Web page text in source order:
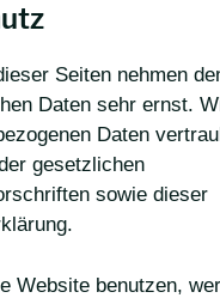
Seiten nehmen
Daten sehr ernst.
Daten
gesetzlichen
sowie dieser
Website benutzen,